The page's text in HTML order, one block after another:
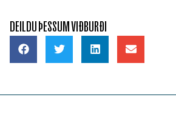
DEILDU ÞESSUM VIÐBURÐI